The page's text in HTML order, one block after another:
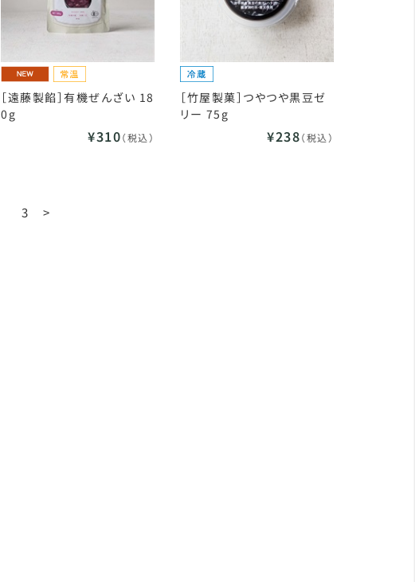
［遠藤製餡］有機ぜんざい 18
0g
¥310（税込）
［竹屋製菓］つやつや黒豆ゼ
リー 75g
¥238（税込）
3 >